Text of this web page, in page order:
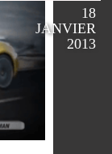
18
JANVIER
2013